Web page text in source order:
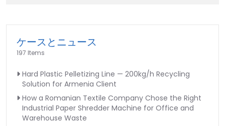
ケースとニュース
197 Items
Hard Plastic Pelletizing Line — 200kg/h Recycling
Solution for Armenia Client
How a Romanian Textile Company Chose the Right
Industrial Paper Shredder Machine for Office and
Warehouse Waste